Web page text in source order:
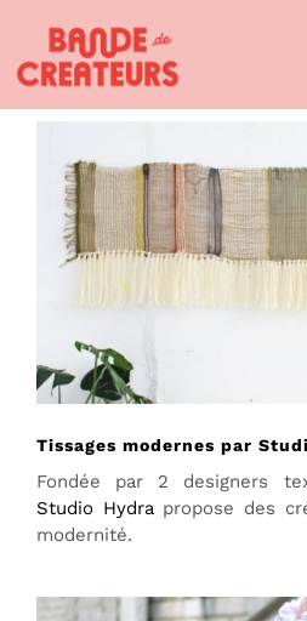
Tissages modernes par
Fondée par 2 designers
Studio Hydrapropose des
modernité.